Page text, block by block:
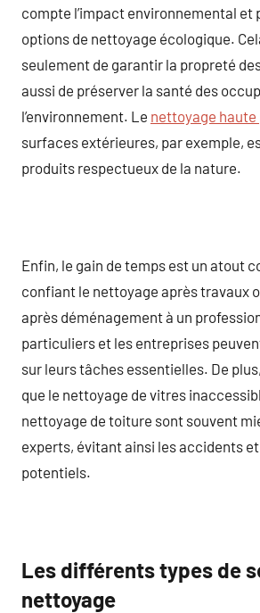
compte l’impact environnemental et
options de nettoyage écologique.
seulement de garantir la propreté
aussi de préserver la santé des
l’environnement. Le nettoyage haute
surfaces extérieures, par exemple,
produits respectueux de la nature.
Enfin, le gain de temps est un atout
confiant le nettoyage après travaux
après déménagement à un
particuliers et les entreprises
sur leurs tâches essentielles. De
que le nettoyage de vitres
nettoyage de toiture sont souvent
experts, évitant ainsi les accidents
potentiels.
Les différents types de
nettoyage